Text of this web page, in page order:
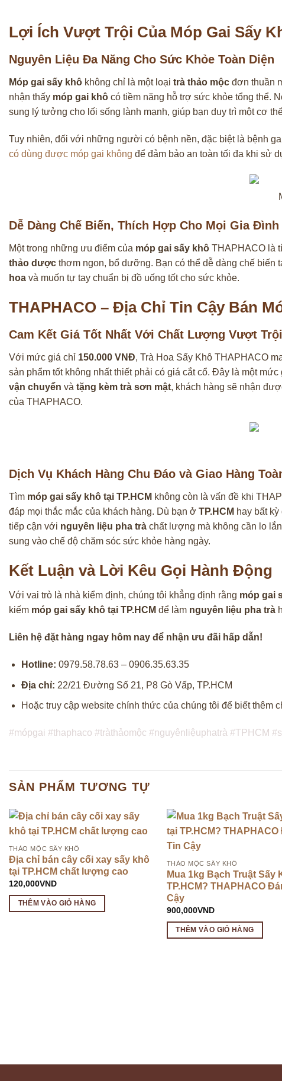
Lợi Ích Vượt Trội Của Móp Gai Sấy
Nguyên Liệu Đa Năng Cho Sức Khỏe Toàn Diện
Móp gai sấy khô không chỉ là một loại trà thảo mộc đơn thuần
nhận thấy móp gai khô có tiềm năng hỗ trợ sức khỏe tổng thể.
sung lý tưởng cho lối sống lành mạnh, giúp bạn duy trì một cơ
Tuy nhiên, đối với những người có bệnh nền, đặc biệt là bệnh
có dùng được móp gai không để đảm bảo an toàn tối đa khi sử
Dễ Dàng Chế Biến, Thích Hợp Cho Mọi Gia Đình
Một trong những ưu điểm của móp gai sấy khô THAPHACO là
thảo dược thơm ngon, bổ dưỡng. Bạn có thể dễ dàng chế
hoa và muốn tự tay chuẩn bị đồ uống tốt cho sức khỏe.
THAPHACO – Địa Chỉ Tin Cậy Bán
Cam Kết Giá Tốt Nhất Với Chất Lượng Vượt Trội
Với mức giá chỉ 150.000 VNĐ, Trà Hoa Sấy Khô THAPHACO
sản phẩm tốt không nhất thiết phải có giá cắt cổ. Đây là một
vận chuyển và tặng kèm trà sơn mật, khách hàng sẽ nhận
của THAPHACO.
Dịch Vụ Khách Hàng Chu Đáo và Giao Hàng
Tìm móp gai sấy khô tại TP.HCM không còn là vấn đề khi
đáp mọi thắc mắc của khách hàng. Dù bạn ở TP.HCM hay bất
tiếp cận với nguyên liệu pha trà chất lượng mà không cần lo
sung vào chế độ chăm sóc sức khỏe hàng ngày.
Kết Luận và Lời Kêu Gọi Hành Động
Với vai trò là nhà kiểm định, chúng tôi khẳng định rằng móp gai
kiếm móp gai sấy khô tại TP.HCM để làm nguyên liệu pha trà
Liên hệ đặt hàng ngay hôm nay để nhận ưu đãi hấp dẫn!
Hotline: 0979.58.78.63 – 0906.35.63.35
Địa chỉ: 22/21 Đường Số 21, P8 Gò Vấp, TP.HCM
Hoặc truy cập website chính thức của chúng tôi để biết thêm
#mópgai #thaphaco #tràthảomộc #nguyênliệuphatrà #TPHCM
SẢN PHẨM TƯƠNG TỰ
THẢO MỘC SẤY KHÔ
Địa chỉ bán cây cối xay sấy khô
tại TP.HCM chất lượng cao
120,000VND
THÊM VÀO GIỎ HÀNG
THẢO MỘC SẤY KHÔ
Mua 1kg Bạch Truật Sấy
TP.HCM? THAPHACO
Cậy
900,000VND
THÊM VÀO GIỎ HÀNG